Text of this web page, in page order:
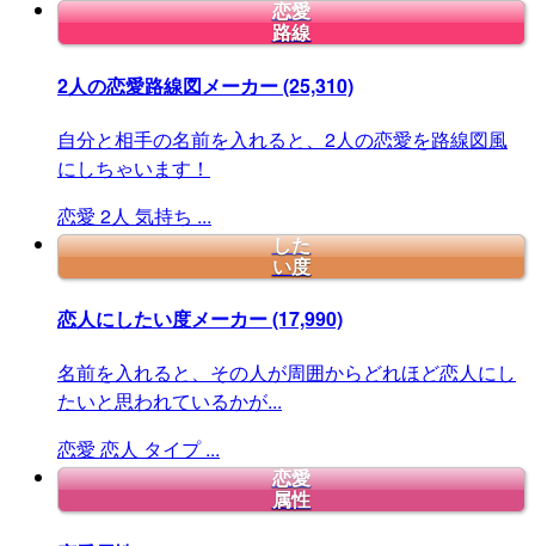
恋愛
路線
2人の恋愛路線図メーカー(25,310)
自分と相手の名前を入れると、2人の恋愛を路線図風
にしちゃいます！
恋愛 2人 気持ち ...
した
い度
恋人にしたい度メーカー(17,990)
名前を入れると、その人が周囲からどれほど恋人にし
たいと思われているかが...
恋愛 恋人 タイプ ...
恋愛
属性